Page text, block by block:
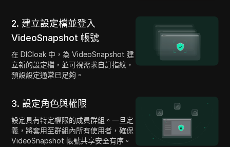
2. 建立設定檔並登入
VideoSnapshot 帳號
在 DICloak 中，為 VideoSnapshot 建
立新的設定檔，並可視需求自訂指紋，
預設設定通常已足夠。
3. 設定角色與權限
設定具有特定權限的成員群組。一旦定
義，將套用至群組內所有使用者，確保
VideoSnapshot 帳號共享安全有序。